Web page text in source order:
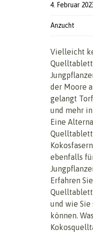
4. Februar
Anzucht
Vielleicht
der Moore
gelangt
und mehr
Eine
ebenfalls
Erfahren
und wie Sie
können.